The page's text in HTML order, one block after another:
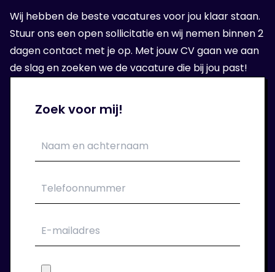
jou hebben gevonden, volgt er een sollicitatie
bij de opdrachtgever.
5. Aan de slag!
kan je aan de slag bij je nieuwe
6. Wij blijven klaar staan!
Tijdens de periode dat je bij ons in dienst
Zoek voor mij!
Wij hebben de beste vacatures voor jou klaar staan.
Stuur ons een open sollicitatie en wij nemen binnen 2
dagen contact met je op. Met jouw CV gaan we aan
de slag en zoeken we de vacature die bij jou past!